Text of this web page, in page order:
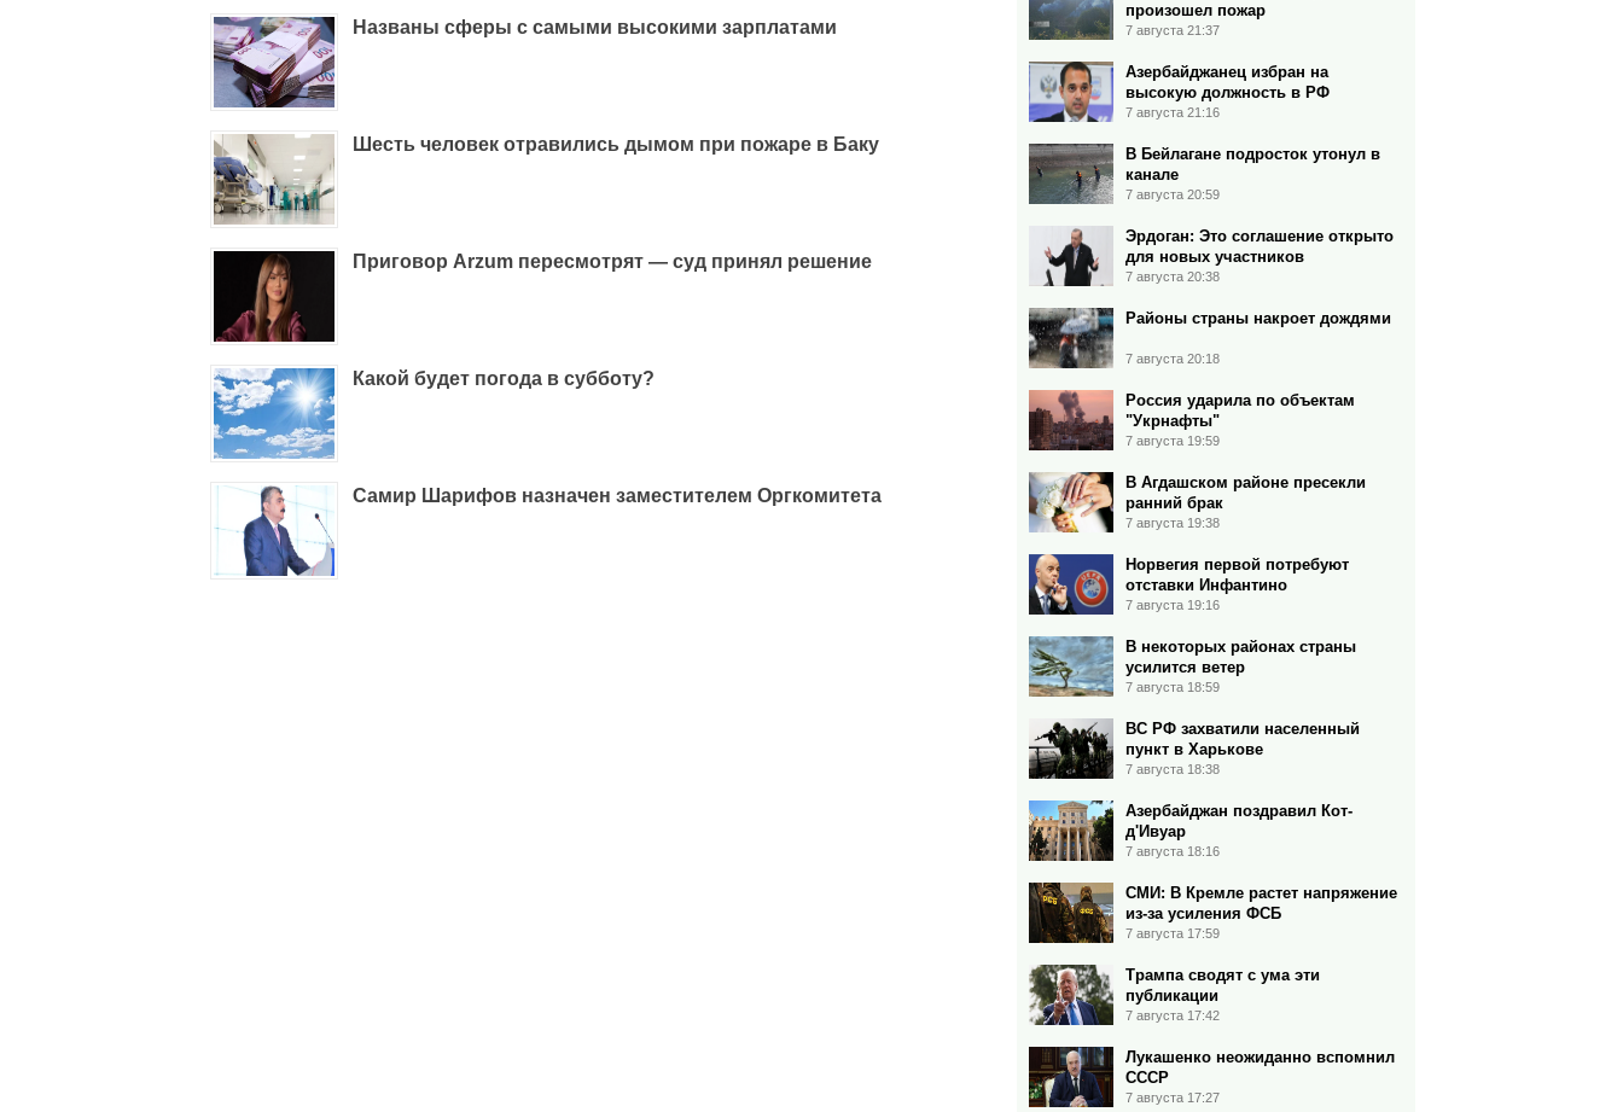
Названы сферы с самыми высокими зарплатами
Шесть человек отравились дымом при пожаре в Баку
Приговор Arzum пересмотрят — суд принял решение
Какой будет погода в субботу?
Самир Шарифов назначен заместителем Оргкомитета
произошел пожар
7 августа 21:37
Азербайджанец избран на
высокую должность в РФ
7 августа 21:16
В Бейлагане подросток утонул в
канале
7 августа 20:59
Эрдоган: Это соглашение открыто
для новых участников
7 августа 20:38
Районы страны накроет дождями
7 августа 20:18
Россия ударила по объектам
"Укрнафты"
7 августа 19:59
В Агдашском районе пресекли
ранний брак
7 августа 19:38
Норвегия первой потребуют
отставки Инфантино
7 августа 19:16
В некоторых районах страны
усилится ветер
7 августа 18:59
ВС РФ захватили населенный
пункт в Харькове
7 августа 18:38
Азербайджан поздравил Кот-
д'Ивуар
7 августа 18:16
СМИ: В Кремле растет напряжение
из-за усиления ФСБ
7 августа 17:59
Трампа сводят с ума эти
публикации
7 августа 17:42
Лукашенко неожиданно вспомнил
СССР
7 августа 17:27